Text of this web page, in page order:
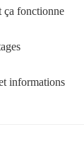
ça fonctionne
informations